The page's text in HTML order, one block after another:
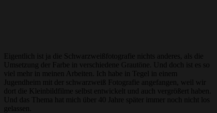
Eigentlich ist ja die Schwarzweißfotografie nichts anderes, als die
Umsetzung der Farbe in verschiedene Grautöne. Und doch ist es so
viel mehr in meinen Arbeiten. Ich habe in Tegel in einem
Jugendheim mit der schwarzweiß Fotografie angefangen, weil wir
dort die Kleinbildfilme selbst entwickelt und auch vergrößert haben.
Und das Thema hat mich über 40 Jahre später immer noch nicht los
gelassen.